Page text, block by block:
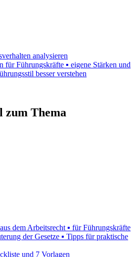
analysieren
für Führungskräfte ▪ eigene Stärken und
besser verstehen
zum Thema
dem Arbeitsrecht ▪ für Führungskräfte
der Gesetze ▪ Tipps für praktische
und 7 Vorlagen